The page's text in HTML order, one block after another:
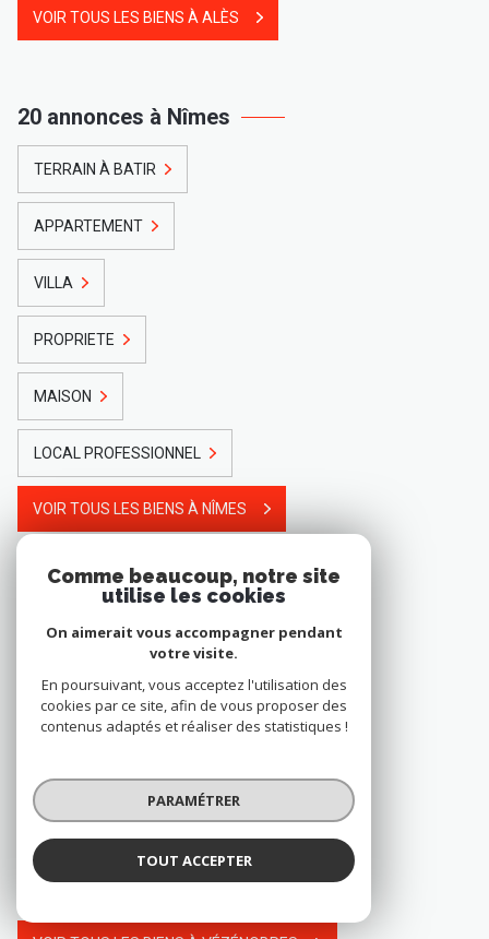
VOIR TOUS LES BIENS À ALÈS
20 annonces à Nîmes
TERRAIN À BATIR
APPARTEMENT
VILLA
PROPRIETE
MAISON
LOCAL PROFESSIONNEL
VOIR TOUS LES BIENS À NÎMES
15 annonces à Vézénobres
MAISON DE VILLAGE
TERRAIN À BATIR
Comme beaucoup, notre site
utilise les cookies
On aimerait vous accompagner pendant
votre visite.
En poursuivant, vous acceptez l'utilisation des
cookies par ce site, afin de vous proposer des
contenus adaptés et réaliser des statistiques !
PARAMÉTRER
TOUT ACCEPTER